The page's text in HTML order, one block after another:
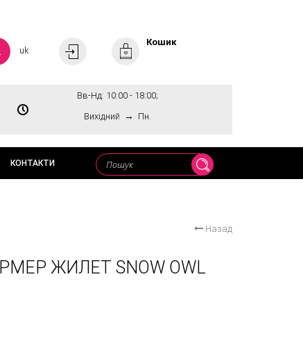
uk
Кошик
Вв-Нд: 10:00 - 18:00;
Вихідний → Пн.
КОНТАКТИ
Назад
ЖИЛЕТ SNOW OWL